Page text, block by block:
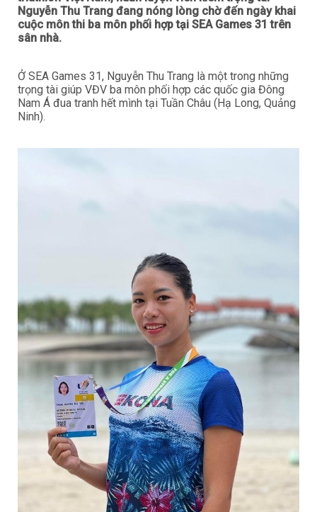
Nguyễn Thu Trang đang nóng lòng chờ đến ngày khai
cuộc môn thi ba môn phối hợp tại SEA Games 31 trên
sân nhà.
Ở SEA Games 31, Nguyễn Thu Trang là một trong những
trọng tài giúp VĐV ba môn phối hợp các quốc gia Đông
Nam Á đua tranh hết mình tại Tuần Châu (Hạ Long, Quảng
Ninh).